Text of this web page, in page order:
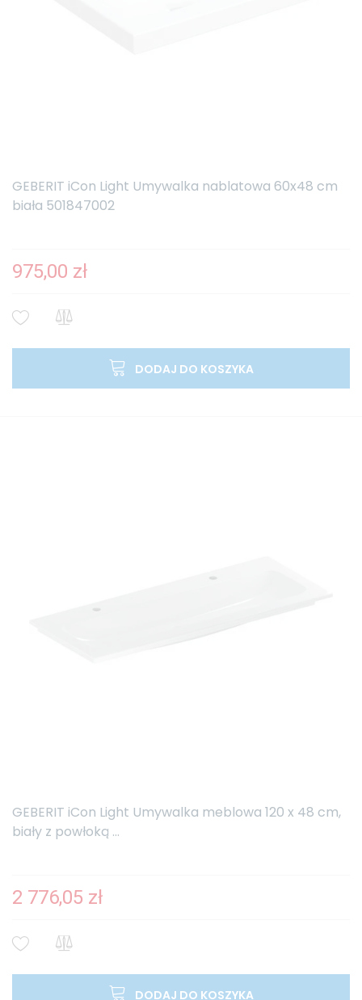
GEBERIT iCon Light Umywalka nablatowa 60x48 cm
biała 501847002
975,00 zł
DODAJ DO KOSZYKA
GEBERIT iCon Light Umywalka meblowa 120 x 48 cm,
biały z powłoką ...
2 776,05 zł
DODAJ DO KOSZYKA